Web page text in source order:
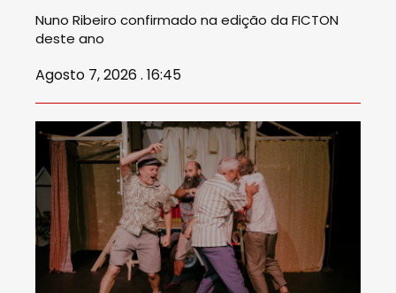
Nuno Ribeiro confirmado na edição da FICTON
deste ano
Agosto 7, 2026 . 16:45